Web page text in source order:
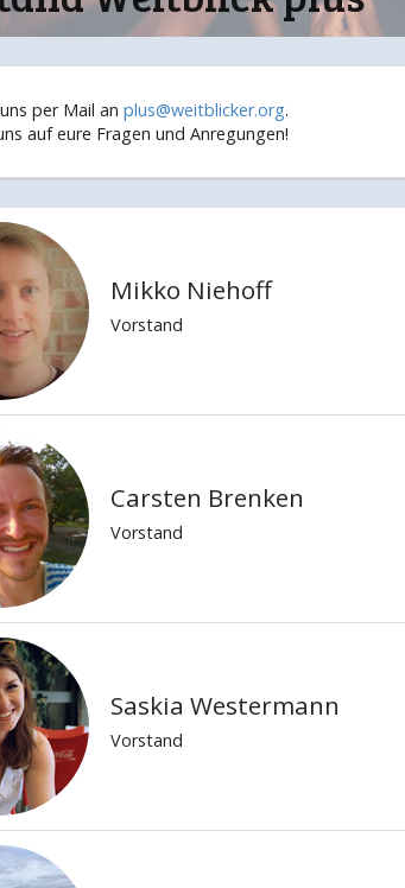
per Mail an plus@weitblicker.org.
auf eure Fragen und Anregungen!
Mikko Niehoff
Vorstand
Carsten Brenken
Vorstand
Saskia Westermann
Vorstand